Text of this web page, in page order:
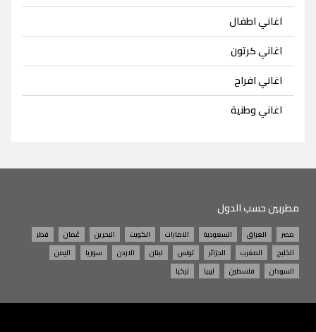
اغاني اطفال
اغاني كرتون
اغاني افراح
اغاني وطنية
مطربين حسب الدول
مصر العراق السعودية الامارات الكويت البحرين عُمان
قطر
الخليج
المغرب الجزائر تونس لبنان الاردن سوريا
اليمن
السودان
فلسطين ليبيا تركيا